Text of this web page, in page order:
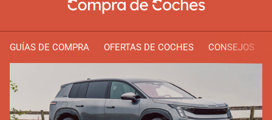
GUÍAS DE COMPRA OFERTAS DE COCHES CONSEJOS